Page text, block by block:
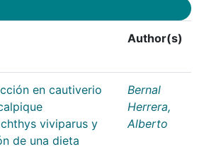
Author(s)
en cautiverio
viviparus y
de una dieta
Bernal
Herrera,
Alberto